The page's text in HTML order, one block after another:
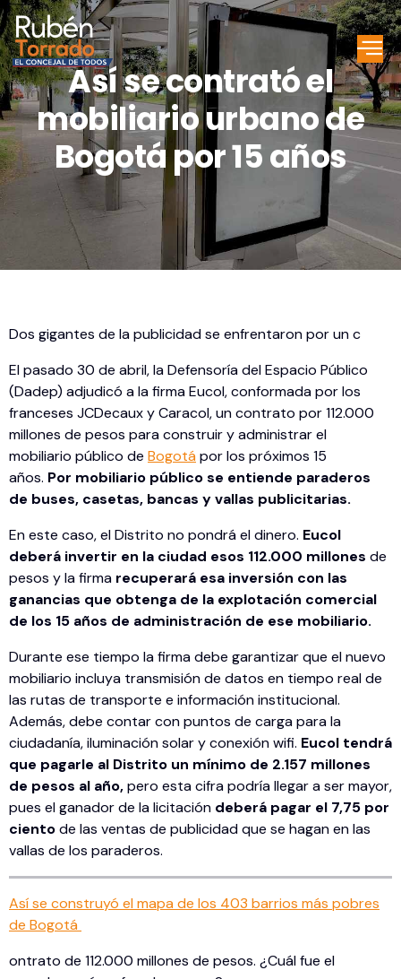
Así se contrató el
mobiliario urbano de
Bogotá por 15 años
Dos gigantes de la publicidad se enfrentaron por un c
El pasado 30 de abril, la Defensoría del Espacio Público
(Dadep) adjudicó a la firma Eucol, conformada por los
franceses JCDecaux y Caracol, un contrato por 112.000
millones de pesos para construir y administrar el
mobiliario público de Bogotá por los próximos 15
años. Por mobiliario público se entiende paraderos
de buses, casetas, bancas y vallas publicitarias.
En este caso, el Distrito no pondrá el dinero. Eucol
deberá invertir en la ciudad esos 112.000 millones de
pesos y la firma recuperará esa inversión con las
ganancias que obtenga de la explotación comercial
de los 15 años de administración de ese mobiliario.
Durante ese tiempo la firma debe garantizar que el nuevo
mobiliario incluya transmisión de datos en tiempo real de
las rutas de transporte e información institucional.
Además, debe contar con puntos de carga para la
ciudadanía, iluminación solar y conexión wifi. Eucol tendrá
que pagarle al Distrito un mínimo de 2.157 millones
de pesos al año,pero esta cifra podría llegar a ser mayor,
pues el ganador de la licitación deberá pagar el 7,75 por
cientode las ventas de publicidad que se hagan en las
vallas de los paraderos.
Así se construyó el mapa de los 403 barrios más pobres
de Bogotá
ontrato de 112.000 millones de pesos. ¿Cuál fue el